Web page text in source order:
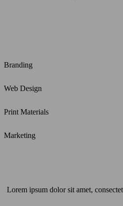
Branding
Web Design
Print Materials
Marketing
Lorem ipsum dolor sit amet,